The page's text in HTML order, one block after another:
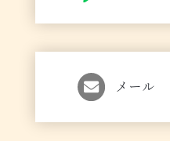
メール